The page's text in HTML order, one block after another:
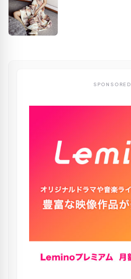
SPONSORED